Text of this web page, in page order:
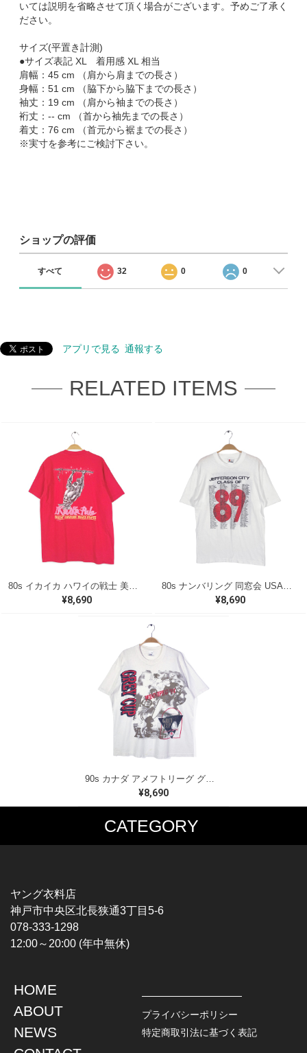
いては説明を省略させて頂く場合がございます。予めご了承く
ださい。
サイズ(平置き計測)
●サイズ表記 XL 着用感 XL 相当
肩幅：45 cm （肩から肩までの長さ）
身幅：51 cm （脇下から脇下までの長さ）
袖丈：19 cm （肩から袖までの長さ）
裄丈：-- cm （首から袖先までの長さ）
着丈：76 cm （首元から裾までの長さ）
※実寸を参考にご検討下さい。
ショップの評価
すべて 32 0 0
アプリで見る 通報する
RELATED ITEMS
¥8,690 ¥8,690
90s カナダ アメフトリーグ グレイカップ カナダ製 ヴィンテージ Tシャツ ビッグプリント シングルステッチ ホワイト WINNIPEG '91 サイズXL 古着 BZ0545
¥8,690
CATEGORY
MUSIC TEE
HARDCORE / PUNK
PROGLESSIVE ROCK
POPS
SOUL / R&B
T-SHIRTS
CHAMPION
TOPS
L / S SHIRT
S / S SHIRT
JACKET
DENIM
LEATHER
ヤング衣料店
神戸市中央区北長狭通3丁目5-6
078-333-1298
12:00～20:00 (年中無休)
HOME
ABOUT
NEWS
プライバシーポリシー
特定商取引法に基づく表記